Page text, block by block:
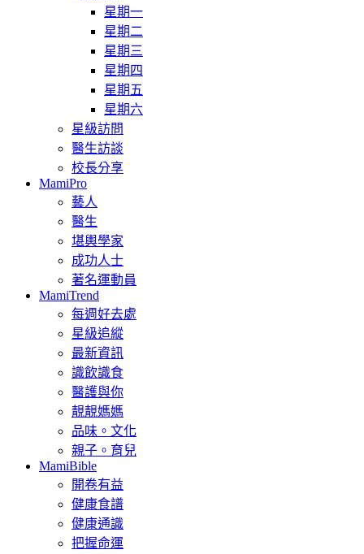
星期一
星期二
星期三
星期四
星期五
星期六
星級訪問
醫生訪談
校長分享
MamiPro
藝人
醫生
堪輿學家
成功人士
著名運動員
MamiTrend
每週好去處
星級追縱
最新資訊
識飲識食
醫護與你
靚靚媽媽
品味。文化
親子。育兒
MamiBible
開卷有益
健康食譜
健康通識
把握命運